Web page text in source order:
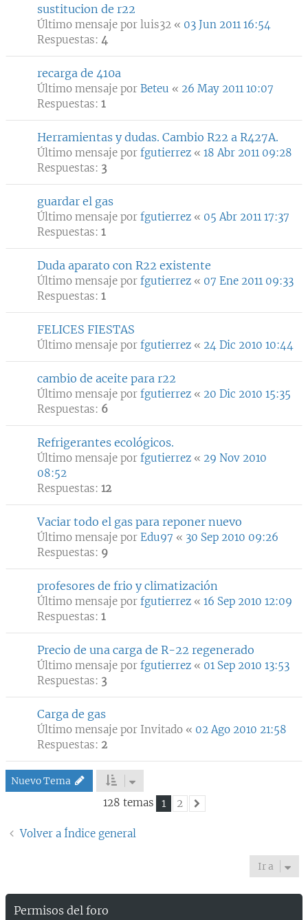
sustitucion de r22
Último mensaje por luis32 « 03 Jun 2011 16:54
Respuestas: 4
recarga de 410a
Último mensaje por Beteu « 26 May 2011 10:07
Respuestas: 1
Herramientas y dudas. Cambio R22 a R427A.
Último mensaje por fgutierrez « 18 Abr 2011 09:28
Respuestas: 3
guardar el gas
Último mensaje por fgutierrez « 05 Abr 2011 17:37
Respuestas: 1
Duda aparato con R22 existente
Último mensaje por fgutierrez « 07 Ene 2011 09:33
Respuestas: 1
FELICES FIESTAS
Último mensaje por fgutierrez « 24 Dic 2010 10:44
cambio de aceite para r22
Último mensaje por fgutierrez « 20 Dic 2010 15:35
Respuestas: 6
Refrigerantes ecológicos.
Último mensaje por fgutierrez « 29 Nov 2010
08:52
Respuestas: 12
Vaciar todo el gas para reponer nuevo
Último mensaje por Edu97 « 30 Sep 2010 09:26
Respuestas: 9
profesores de frio y climatización
Último mensaje por fgutierrez « 16 Sep 2010 12:09
Respuestas: 1
Precio de una carga de R-22 regenerado
Último mensaje por fgutierrez « 01 Sep 2010 13:53
Respuestas: 3
Carga de gas
Último mensaje por Invitado « 02 Ago 2010 21:58
Respuestas: 2
Nuevo Tema
128 temas 1
2
Siguiente
Volver a Índice general
Ir a
Permisos del foro